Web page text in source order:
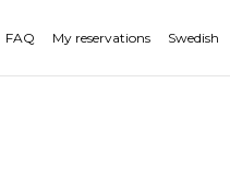
FAQ My reservations Swedish